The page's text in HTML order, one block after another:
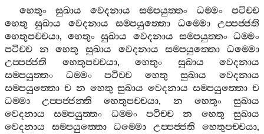
හෙතුං සුඛාය වෙදනාය සම‍්පයුත‍්තං ධම‍්මං
පටිච‍්ච
හෙතු
සුඛාය වෙදනාය සම‍්පයුත‍්තො ධම‍්මො
උප‍්පජ‍්ජති
හෙතුපච‍්චයා,හෙතුං සුඛාය වෙදනාය සම‍්පයුත‍්තං ධම‍්මං
පටිච‍්ච
න හෙතු සුඛාය වෙදනාය සම‍්පයුත‍්තො
ධම‍්මො
උප‍්පජ‍්ජති
හෙතුපච‍්චයා, හෙතුං සුඛාය
වෙදනාය
සම‍්පයුත‍්තං
ධම‍්මං පටිච‍්ච හෙතු සුඛාය
වෙදනාය
සම‍්පයුත‍්තො ච න හෙතු සුඛාය වෙදනාය සම‍්පයුත‍්තො ච
ධම‍්මා
උප‍්පජ‍්ජන‍්ති හෙතුපච‍්චයා, න හෙතුං
සුඛාය
වෙදනාය
සම‍්පයුත‍්තං ධම‍්මං පටිච‍්ච න හෙතු
සුඛාය
වෙදනාය
සම‍්පයුත‍්තො ධම‍්මො උප‍්පජ‍්ජති හෙතුපච‍්චයා,